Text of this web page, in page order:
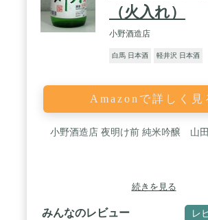
（火入れ）
小野酒造店
白馬 日本酒 軽井沢 日本酒
Amazonで詳しく見
小野酒造店 夜明け前 純米吟醸 山
続きを見る
みんなのレビュー レ